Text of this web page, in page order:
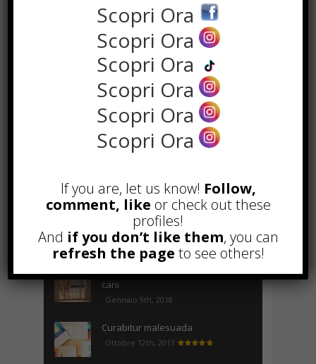
Agosto 27th, 2017
Noleggio a breve e lungo termine,
le differenze
Maggio 15th, 2018
Come realizzare un cancelletto per
cani
Gennaio 9th, 2018
Curabitur malesuada
Ottobre 12th, 2013
Scopri Ora
Scopri Ora
Scopri Ora
Scopri Ora
Scopri Ora
Scopri Ora
If you are, let us know! Follow,
comment, like or check out these
profiles!
And if you don’t like them, you can
refresh the page to see others!